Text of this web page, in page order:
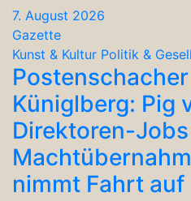
7. August 2026
Gazette
Kunst & Kultur Politik &
Küniglberg: Pig
Direktoren-Jobs
nimmt Fahrt auf